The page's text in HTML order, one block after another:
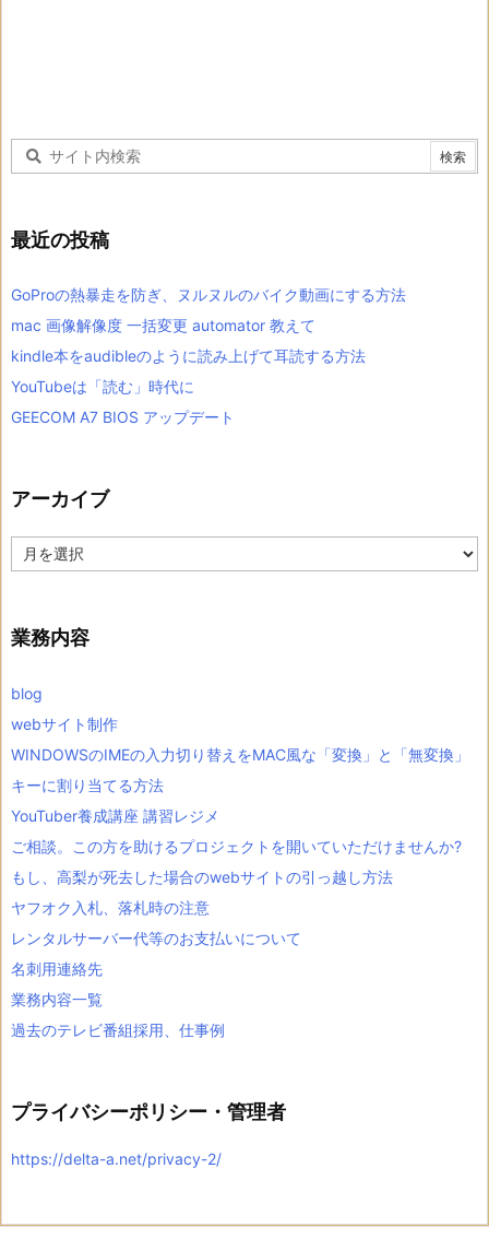
最近の投稿
GoProの熱暴走を防ぎ、ヌルヌルのバイク動画にする方法
mac 画像解像度 一括変更 automator 教えて
kindle本をaudibleのように読み上げて耳読する方法
YouTubeは「読む」時代に
GEECOM A7 BIOS アップデート
アーカイブ
ー
ブ
業務内容
blog
webサイト制作
WINDOWSのIMEの入力切り替えをMAC風な「変換」と「無変換」
キーに割り当てる方法
YouTuber養成講座 講習レジメ
ご相談。この方を助けるプロジェクトを開いていただけませんか?
もし、高梨が死去した場合のwebサイトの引っ越し方法
ヤフオク入札、落札時の注意
レンタルサーバー代等のお支払いについて
名刺用連絡先
業務内容一覧
過去のテレビ番組採用、仕事例
プライバシーポリシー・管理者
https://delta-a.net/privacy-2/